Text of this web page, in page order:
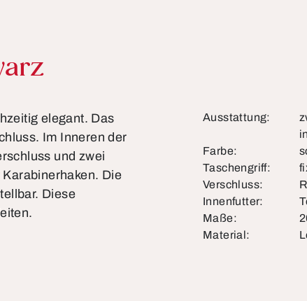
elegant. Das
Im Inneren der
und zwei
Die
Diese
Ausstattung:
Farbe:
Taschengriff:
Verschluss:
Innenfutter:
Maße:
Material: